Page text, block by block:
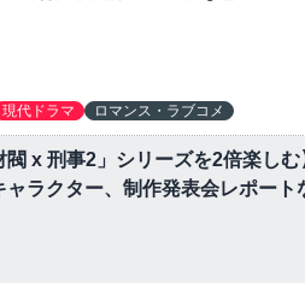
現代ドラマ ロマンス・ラブコメ
閥 x 刑事2」シリーズを2倍楽し
ャラクター、制作発表会レポート